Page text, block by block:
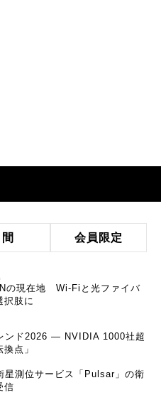
間 会員限定
の現在地 Wi-Fiと光ファイバ
択肢に
ンド2026 ― NVIDIA 1000社超
点」
星測位サービス「Pulsar」の衛
信